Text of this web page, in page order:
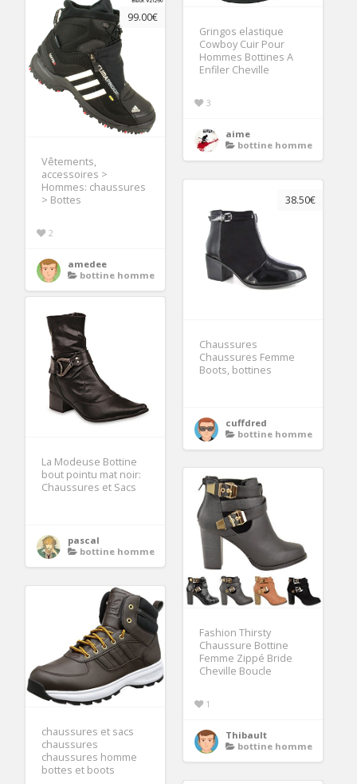
Gringos elastique
Cowboy Cuir Pour
Hommes Bottines A
Enfiler Cheville
3
aime
bottine homme
99.00€
Vêtements,
accessoires >
Hommes: chaussures
> Bottes
2
amedee
bottine homme
38.50€
Chaussures
Chaussures Femme
Boots, bottines
cuffdred
bottine homme
La Modeuse Bottine
bout pointu mat noir:
Chaussures et Sacs
pascal
bottine homme
Fashion Thirsty
Chaussure Bottine
Femme Zippé Bride
Cheville Boucle
1
Thibault
bottine homme
chaussures et sacs
chaussures
chaussures homme
bottes et boots